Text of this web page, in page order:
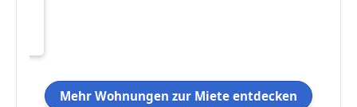
Mehr Wohnungen zur Miete entdecken